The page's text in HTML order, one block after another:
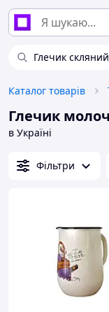
Глечик скляний
Каталог товарів
Глечик
в Україні
Фільтри